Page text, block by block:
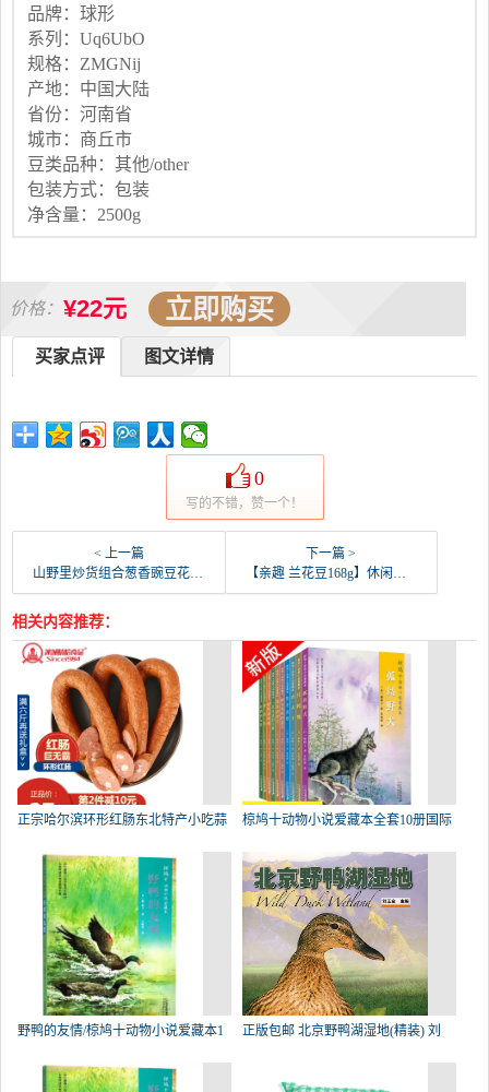
品牌：球形
系列：Uq6UbO
规格：ZMGNij
产地：中国大陆
省份：河南省
城市：商丘市
豆类品种：其他/other
包装方式：包装
净含量：2500g
价格： ¥22元 立即购买
图文详情
买家点评
0
写的不错，赞一个！
< 上一篇
山野里炒货组合葱香豌豆花生兰花豆蚕豆家常必备追剧零-豌豆(山野里旗舰店仅售29.9元)
下一篇 >
【亲趣 兰花豆168g】休闲坚果特产炒货蚕豆豌豆牛-豌豆(亲趣食品旗舰店仅售5.7元)
相关内容推荐：
正宗哈尔滨环形红肠东北特产小吃蒜 椋鸠十动物小说爱藏本全套10册国际
野鸭的友情/椋鸠十动物小说爱藏本1 正版包邮 北京野鸭湖湿地(精装) 刘